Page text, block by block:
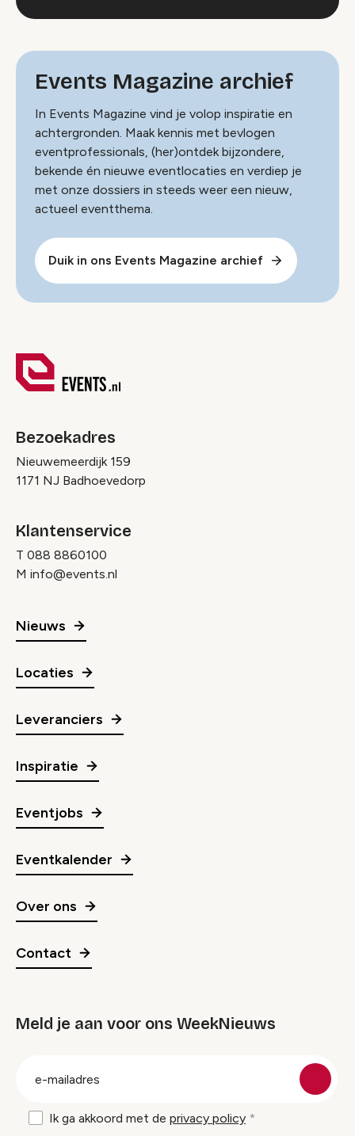
Events Magazine archief
In Events Magazine vind je volop inspiratie en
achtergronden. Maak kennis met bevlogen
eventprofessionals, (her)ontdek bijzondere,
bekende én nieuwe eventlocaties en verdiep je
met onze dossiers in steeds weer een nieuw,
actueel eventthema.
Duik in ons Events Magazine archief
Bezoekadres
Nieuwemeerdijk 159
1171 NJ Badhoevedorp
Klantenservice
T 088 8860100
M info@events.nl
Nieuws
Locaties
Leveranciers
Inspiratie
Eventjobs
Eventkalender
Over ons
Contact
Meld je aan voor ons WeekNieuws
Ik ga akkoord met de privacy policy